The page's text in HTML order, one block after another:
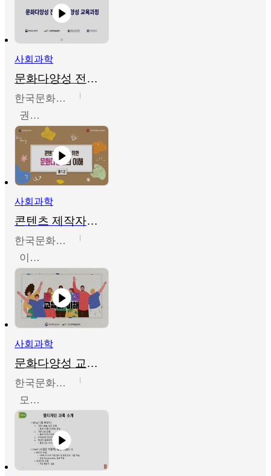
사회과학
문화다양성 전문인력 양성 기본과정 - 문화다양성의 이해
한국문화예술교육진흥원
권숙인 외 8명
사회과학
콘텐츠 제작자를 위한 문화다양성의 이해
한국문화예술교육진흥원
이성민
사회과학
문화다양성 교육의 이해
한국문화예술교육진흥원
모경환,성상환,정문성